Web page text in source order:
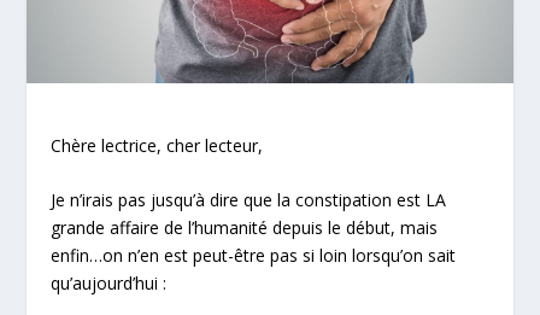
Chère lectrice, cher lecteur,
Je n’irais pas jusqu’à dire que la constipation est LA
grande affaire de l’humanité depuis le début, mais
enfin…on n’en est peut-être pas si loin lorsqu’on sait
qu’aujourd’hui :